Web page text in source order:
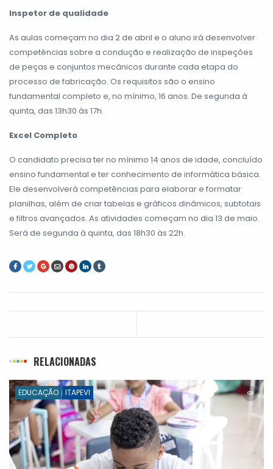
Inspetor de qualidade
As aulas começam no dia 2 de abril e o aluno irá desenvolver
competências sobre a condução e realização de inspeções
de peças e conjuntos mecânicos durante cada etapa do
processo de fabricação. Os requisitos são o ensino
fundamental completo e, no mínimo, 16 anos. De segunda à
quinta, das 13h30 às 17h.
Excel Completo
O candidato precisa ter no mínimo 14 anos de idade, concluído
ensino fundamental e ter conhecimento de informática básica.
Ele desenvolverá competências para elaborar e formatar
planilhas, além de criar tabelas e gráficos dinâmicos, subtotais
e filtros avançados. As atividades começam no dia 13 de maio.
Será de segunda à quinta, das 18h30 às 22h.
RELACIONADAS
EDUCAÇÃO ITAPEVI